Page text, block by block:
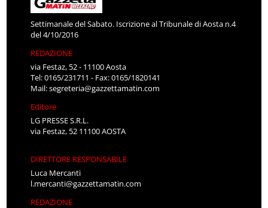
Settimanale del Sabato. Iscrizione al Tribunale di Aosta n.4
del 4/10/2016
REDAZIONE
via Festaz, 52 - 11100 Aosta
Tel: 0165/231711 - Fax: 0165/1820141
Mail:segreteria@gazzettamatin.com
Editore
LG PRESSE S.R.L.
via Festaz, 52 11100 AOSTA
DIRETTORE RESPONSABILE
Luca Mercanti
l.mercanti@gazzettamatin.com
REDAZIONE